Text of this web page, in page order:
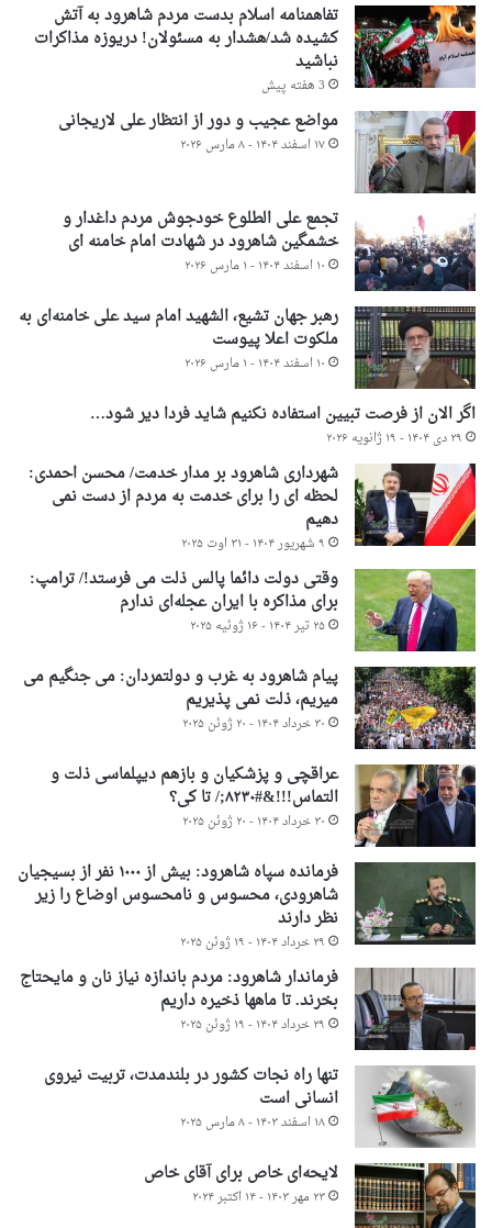
تفاهمنامه اسلام بدست مردم شاهرود به آتش
کشیده شد/هشدار به مسئولان! دریوزه مذاکرات
نباشید
3 هفته پیش
مواضع عجیب و دور از انتظار علی لاریجانی
۱۷ اسفند ۱۴۰۴ - ۸ مارس ۲۰۲۶
تجمع علی الطلوع خودجوش مردم داغدار و
خشمگین شاهرود در شهادت امام خامنه ای
۱۰ اسفند ۱۴۰۴ - ۱ مارس ۲۰۲۶
رهبر جهان تشیع، الشهید امام سید علی خامنه‌ای به
ملکوت اعلا پیوست
۱۰ اسفند ۱۴۰۴ - ۱ مارس ۲۰۲۶
اگر الان از فرصت تبیین استفاده نکنیم شاید فردا دیر شود…
۲۹ دی ۱۴۰۴ - ۱۹ ژانویه ۲۰۲۶
شهرداری شاهرود بر مدار خدمت/ محسن احمدی:
لحظه ای را برای خدمت به مردم از دست نمی
دهیم
۹ شهریور ۱۴۰۴ - ۳۱ اوت ۲۰۲۵
وقتی دولت دائما پالس ذلت می فرستد!/ ترامپ:
برای مذاکره با ایران عجله‌ای ندارم
۲۵ تیر ۱۴۰۴ - ۱۶ ژوئیه ۲۰۲۵
پیام شاهرود به غرب و دولتمردان: می جنگیم می
میریم، ذلت نمی پذیریم
۳۰ خرداد ۱۴۰۴ - ۲۰ ژوئن ۲۰۲۵
عراقچی و پزشکیان و بازهم دیپلماسی ذلت و
التماس!!!&#۸۲۳۰;/ تا کی؟
۳۰ خرداد ۱۴۰۴ - ۲۰ ژوئن ۲۰۲۵
فرمانده سپاه شاهرود: بیش از ۱۰۰۰ نفر از بسیجیان
شاهرودی، محسوس و نامحسوس اوضاع را زیر
نظر دارند
۲۹ خرداد ۱۴۰۴ - ۱۹ ژوئن ۲۰۲۵
فرماندار شاهرود: مردم باندازه نیاز نان و مایحتاج
بخرند. تا ماهها ذخیره داریم
۲۹ خرداد ۱۴۰۴ - ۱۹ ژوئن ۲۰۲۵
تنها راه نجات کشور در بلندمدت، تربیت نیروی
انسانی است
۱۸ اسفند ۱۴۰۳ - ۸ مارس ۲۰۲۵
لایحه‌ای خاص برای آقای خاص
۲۳ مهر ۱۴۰۳ - ۱۴ اکتبر ۲۰۲۴